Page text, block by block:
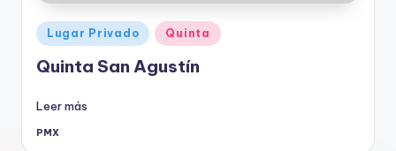
Publicado
en
Lugar Privado Quinta
Quinta San Agustín
Leer más
Publicado
PMX